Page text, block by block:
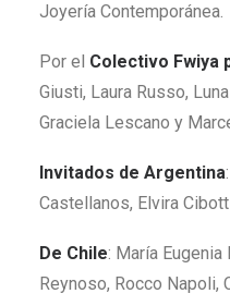
Joyería Contemporánea.
Por el Colectivo Fwiya
Giusti, Laura Russo,
Graciela Lescano y
Invitados de Argentina
Castellanos, Elvira
De Chile: María Eugenia
Reynoso, Rocco Napoli,